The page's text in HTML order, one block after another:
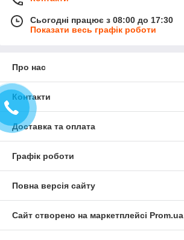
Сьогодні працює з 08:00 до 17:30
Показати весь графік роботи
Про нас
Контакти
Доставка та оплата
Графік роботи
Повна версія сайту
Сайт створено на маркетплейсі Prom.ua